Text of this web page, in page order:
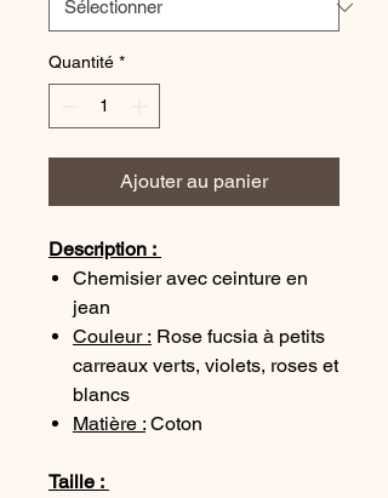
Quantité *
Ajouter au panier
Description :
Chemisier avec ceinture en
jean
Couleur : Rose fucsia à petits
carreaux verts, violets, roses et
blancs
Matière : Coton
Taille :